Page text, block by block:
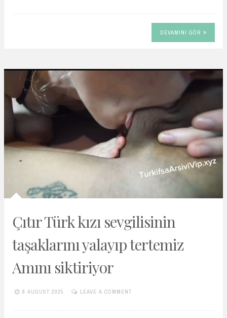
DEVAMINI GÖR
Çıtır Türk kızı sevgilisinin
taşaklarını yalayıp tertemiz
Amını siktiriyor
8 AUGUST 2025
LEAVE A COMMENT